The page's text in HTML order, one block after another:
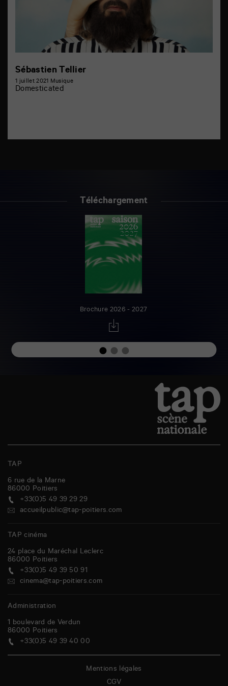
Sébastien Tellier
1 juillet 2021 Musique
Domesticated
Téléchargement
Brochure 2026 - 2027
TAP
6 rue de la Marne
86000 Poitiers
+33(0)5 49 39 29 29
accueilpublic@tap-poitiers.com
TAP cinéma
24 place du Maréchal Leclerc
86000 Poitiers
+33(0)5 49 39 50 91
cinema@tap-poitiers.com
Administration
1 boulevard de Verdun
86000 Poitiers
+33(0)5 49 39 40 00
Mentions légales
CGV